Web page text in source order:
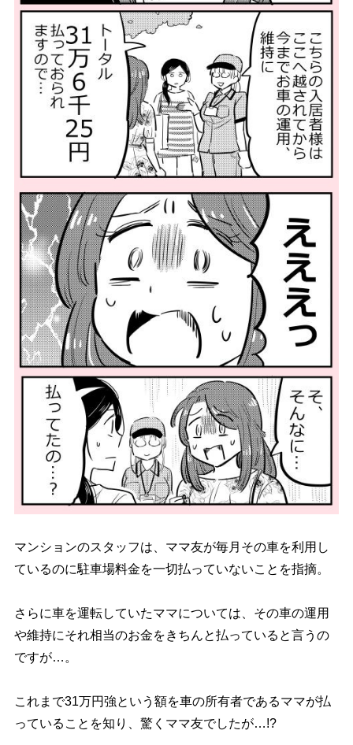
マンションのスタッフは、ママ友が毎月その車を利用し
ているのに駐車場料金を一切払っていないことを指摘。
さらに車を運転していたママについては、その車の運用
維持にそれ相当のお金をきちんと払っていると言うの
ですが…。
これまで31万円強という額を車の所有者であるママが払
っていることを知り、驚くママ友でしたが…!?